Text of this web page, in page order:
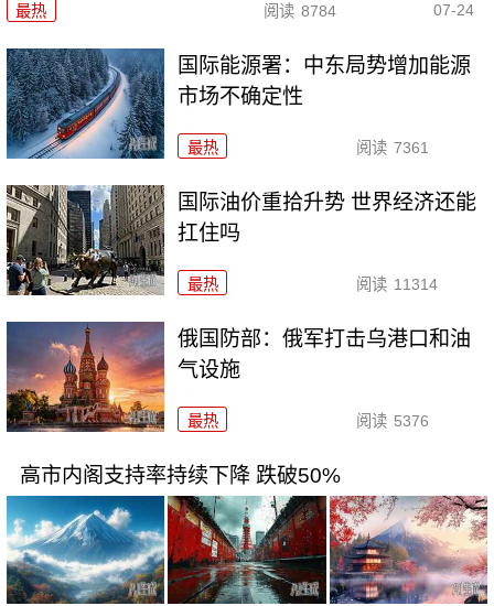
最热 阅读 8784 07-24
国际能源署：中东局势增加能源
市场不确定性
最热 阅读 7361
国际油价重拾升势 世界经济还能
扛住吗
最热 阅读 11314
俄国防部：俄军打击乌港口和油
气设施
最热 阅读 5376
高市内阁支持率持续下降 跌破50%